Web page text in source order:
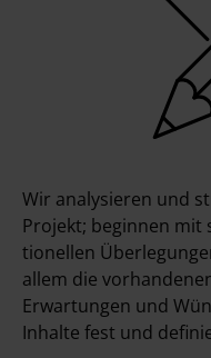
Wir analysieren und
Projekt; beginnen
tionellen
allem die
Erwartungen und
Inhalte fest und